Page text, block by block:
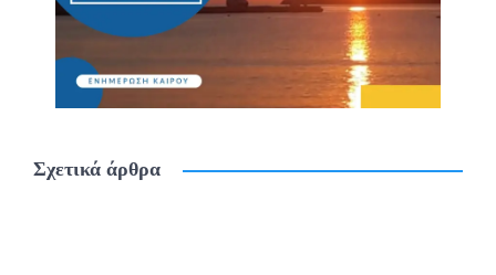
Σχετικά άρθρα